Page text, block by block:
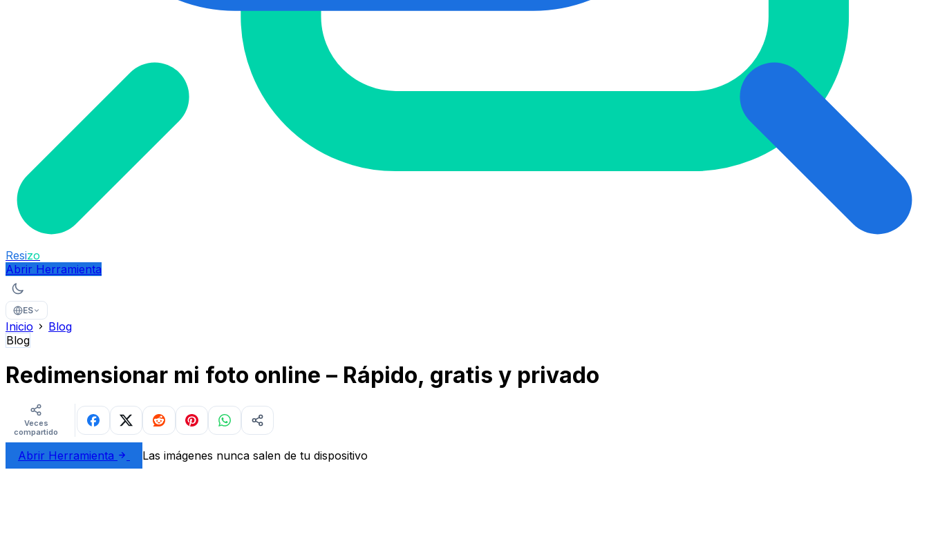
Resizo
Abrir Herramienta
ES
Inicio
Blog
Blog
Redimensionar mi foto online – Rápido, gratis y privado
Veces
compartido
Abrir Herramienta Las imágenes nunca salen de tu dispositivo